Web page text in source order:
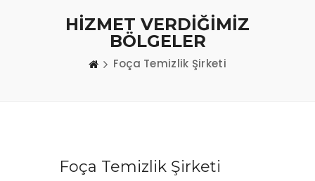
HİZMET VERDİĞİMİZ
BÖLGELER
Foça Temizlik Şirketi
Foça Temizlik Şirketi